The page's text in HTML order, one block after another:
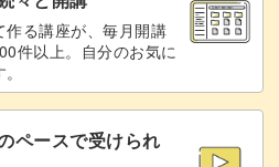
け取る側に特別感と喜びをもた
な日に喜ばれること間違いなし
る講座が、毎月開講
件以上。自分のお気に
ペースで受けられ